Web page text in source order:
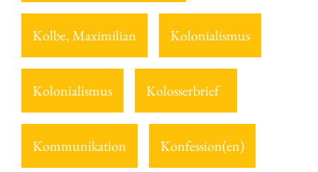
Kolbe, Maximilian Kolonialismus
Kolonialismus Kolosserbrief
Kommunikation Konfession(en)